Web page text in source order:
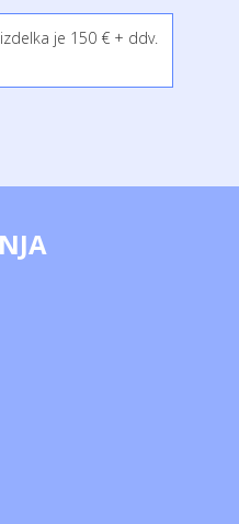
je 150 € + ddv.